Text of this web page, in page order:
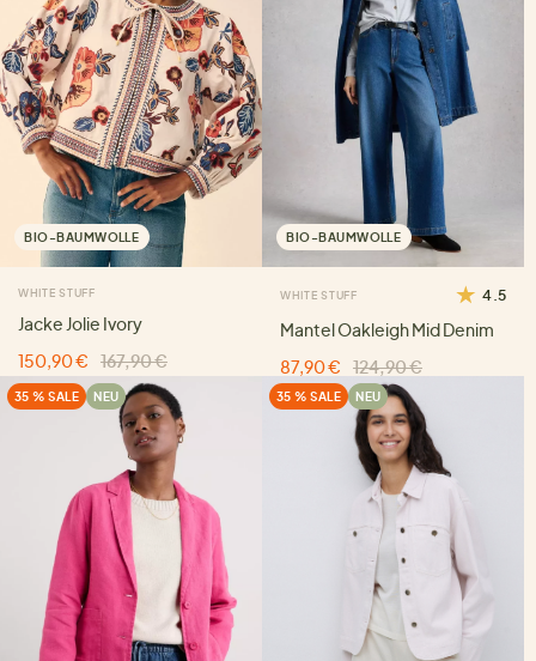
BIO-BAUMWOLLE
WHITE STUFF
Jacke Jolie Ivory
150,90 €
167,90 €
BIO-BAUMWOLLE
WHITE STUFF 4.5
Mantel Oakleigh Mid Denim
87,90 €
124,90 €
35 % SALE NEU 35 % SALE NEU